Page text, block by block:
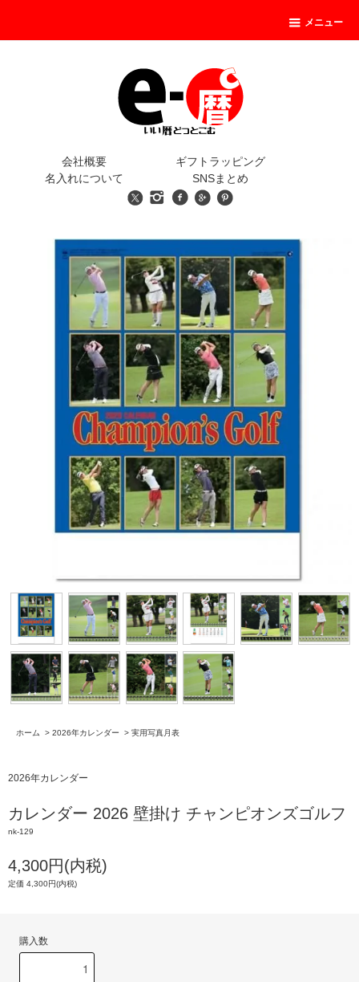
メニュー
会社概要
ギフトラッピング
名入れについて
SNSまとめ
ホーム > 2026年カレンダー > 実用写真月表
2026年カレンダー
カレンダー 2026 壁掛け チャンピオンズゴルフ
nk-129
4,300円(内税)
定価 4,300円(内税)
購入数